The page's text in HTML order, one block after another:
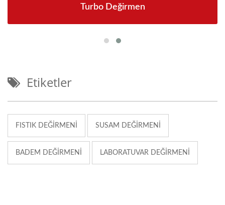
Turbo Değirmen
Etiketler
FISTIK DEĞIRMENI SUSAM DEĞIRMENI
BADEM DEĞIRMENI LABORATUVAR DEĞIRMENI